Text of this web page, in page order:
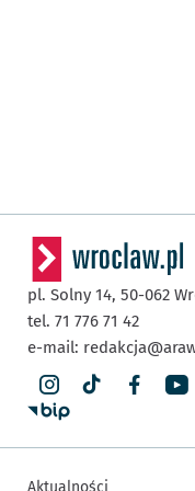
pl. Solny 14, 50-062
tel. 71 776 71 42
e-mail:
Aktualności